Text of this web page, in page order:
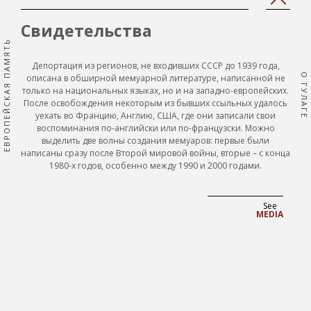
ЕВРОПЕЙСКАЯ ПАМЯТЬ О ГУЛАГЕ
page'|t
Свидетельства
Депортация из регионов, не входивших СССР до 1939 года,
описана в обширной мемуарной литературе, написанной не
только на национальных языках, но и на западно-европейских.
После освобождения некоторым из бывших ссыльных удалось
уехать во Францию, Англию, США, где они записали свои
воспоминания по-английски или по-французски. Можно
выделить две волны создания мемуаров: первые были
написаны сразу после Второй мировой войны, вторые – с конца
1980-х годов, особенно между 1990 и 2000 годами.
See
MEDIA